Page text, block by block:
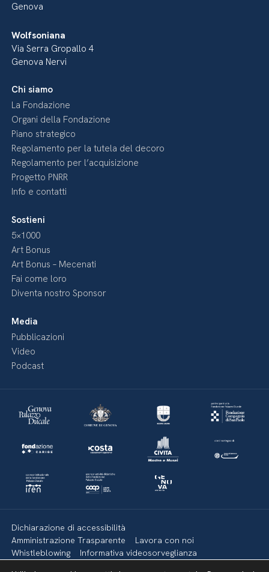
Genova
Wolfsoniana
Via Serra Gropallo 4
Genova Nervi
Chi siamo
La Fondazione
Organi della Fondazione
Piano strategico
Regolamento per la tutela del decoro
Regolamento per l’acquisizione
Progetto PNRR
Info e contatti
Sostieni
5×1000
Art Bonus
Art Bonus – Mecenati
Fai come loro
Diventa nostro Sponsor
Media
Pubblicazioni
Video
Podcast
Dichiarazione di accessibilità
Amministrazione Trasparente
Lavora con noi
Whistleblowing
Informativa videosorveglianza